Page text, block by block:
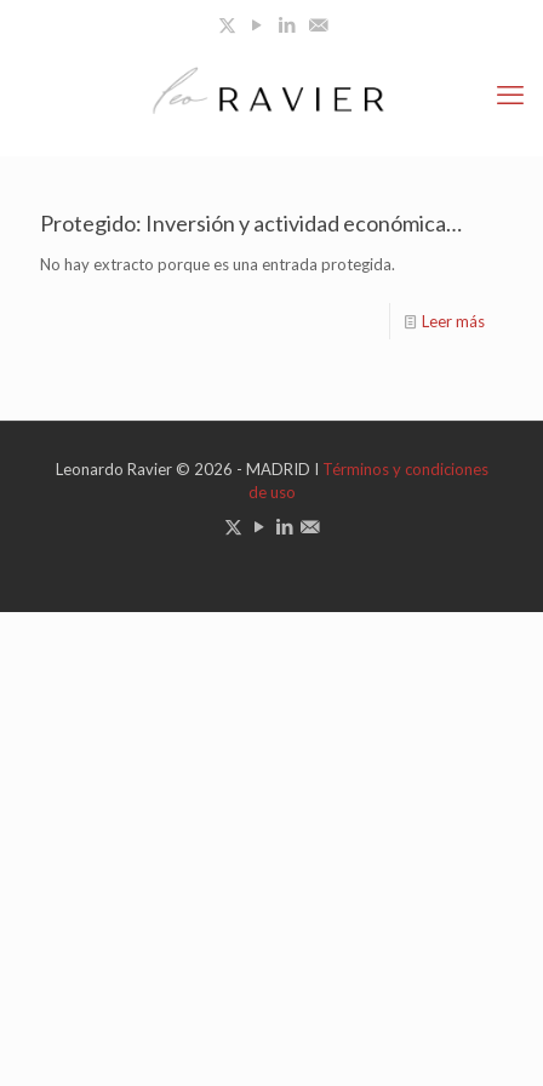
Protegido: Inversión y actividad económica…
No hay extracto porque es una entrada protegida.
Leer más
Leonardo Ravier © 2026 - MADRID I Términos y condiciones
de uso